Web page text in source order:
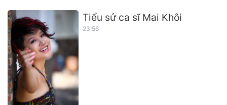
Tiểu sử ca sĩ Mai Khôi
23:56